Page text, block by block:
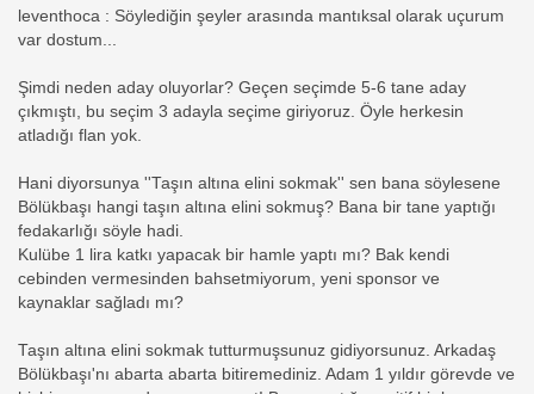
leventhoca : Söylediğin şeyler arasında mantıksal olarak uçurum
var dostum...
Şimdi neden aday oluyorlar? Geçen seçimde 5-6 tane aday
çıkmıştı, bu seçim 3 adayla seçime giriyoruz. Öyle herkesin
atladığı flan yok.
Hani diyorsunya ''Taşın altına elini sokmak'' sen bana söylesene
Bölükbaşı hangi taşın altına elini sokmuş? Bana bir tane yaptığı
fedakarlığı söyle hadi.
Kulübe 1 lira katkı yapacak bir hamle yaptı mı? Bak kendi
cebinden vermesinden bahsetmiyorum, yeni sponsor ve
kaynaklar sağladı mı?
Taşın altına elini sokmak tutturmuşsunuz gidiyorsunuz. Arkadaş
Bölükbaşı'nı abarta abarta bitiremediniz. Adam 1 yıldır görevde ve